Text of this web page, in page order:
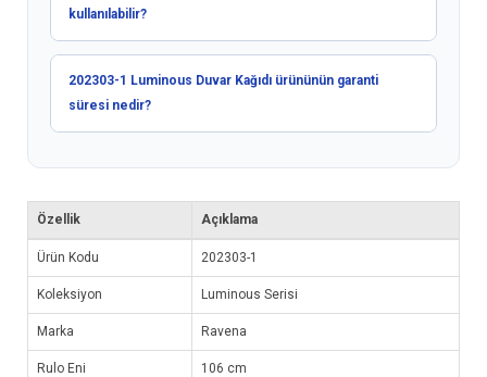
kullanılabilir?
202303-1 Luminous Duvar Kağıdı ürününün garanti
süresi nedir?
Özellik Açıklama
Ürün Kodu 202303-1
Koleksiyon Luminous Serisi
Marka Ravena
Rulo Eni 106 cm